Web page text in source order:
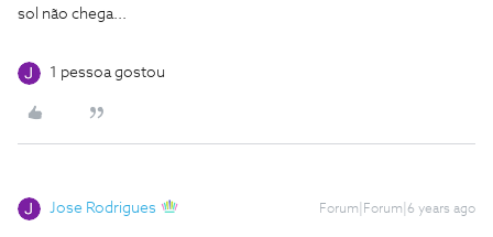
sol não chega...
1 pessoa gostou
Jose Rodrigues Forum|Forum|6 years ago